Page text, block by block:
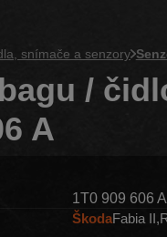
snímače a senzory
/
A
1T0 909 606 A
ŠkodaFabia II